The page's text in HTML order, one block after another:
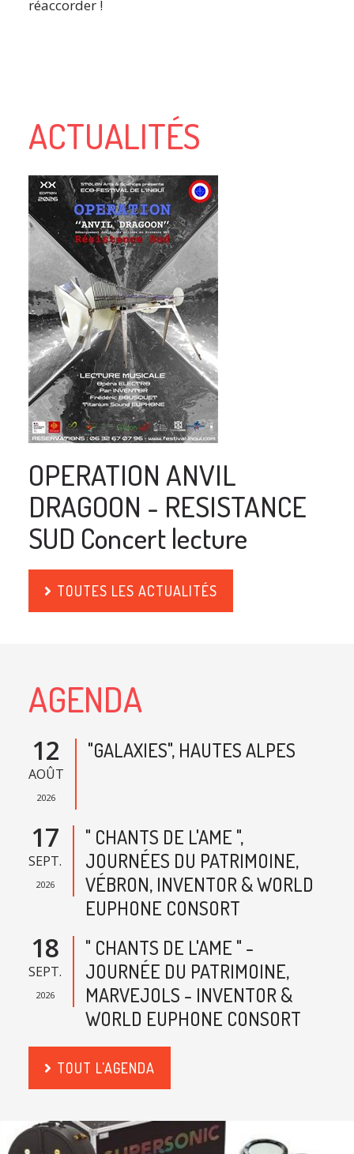
réaccorder !
ACTUALITÉS
OPERATION ANVIL
DRAGOON - RESISTANCE
SUD Concert lecture
TOUTES LES ACTUALITÉS
AGENDA
12
AOÛT
2026
"GALAXIES", HAUTES ALPES
17
SEPT.
2026
" CHANTS DE L'AME ",
JOURNÉES DU PATRIMOINE,
VÉBRON, INVENTOR & WORLD
EUPHONE CONSORT
18
SEPT.
2026
" CHANTS DE L'AME " -
JOURNÉE DU PATRIMOINE,
MARVEJOLS - INVENTOR &
WORLD EUPHONE CONSORT
TOUT L'AGENDA